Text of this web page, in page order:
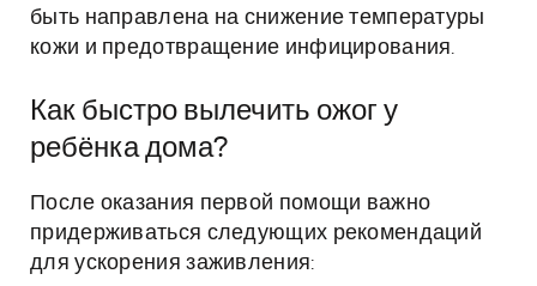
быть направлена на снижение температуры
кожи и предотвращение инфицирования.
Как быстро вылечить ожог у
ребёнка дома?
После оказания первой помощи важно
придерживаться следующих рекомендаций
для ускорения заживления: